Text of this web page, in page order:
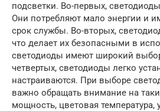
подсветки. Во-первых,
Они потребляют мало энергии и
срок службы. Во-вторых,
что делает их безопасными в
светодиоды имеют широкий
четвертых, светодиоды легко
настраиваются. При выборе
важно обращать внимание на
мощность, цветовая температура,